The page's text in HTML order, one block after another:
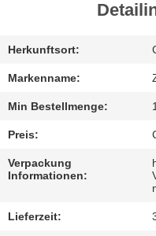
BITTE
UM
EIN
ANGEBOT
Herkunftsort:
Markenname:
Min Bestellmenge:
Preis:
Verpackung
Informationen:
Lieferzeit: